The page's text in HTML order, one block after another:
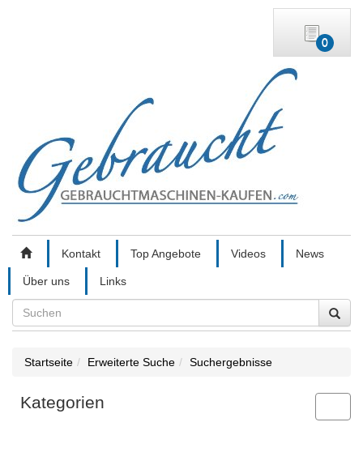
0
Kontakt Top Angebote Videos News
Über uns
Links
Search
Startseite Erweiterte Suche Suchergebnisse
Kategorien